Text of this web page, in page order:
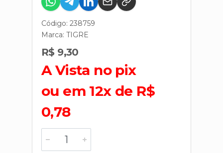
Código: 238759
Marca: TIGRE
R$ 9,30
A Vista no pix
ou em 12x de R$
0,78